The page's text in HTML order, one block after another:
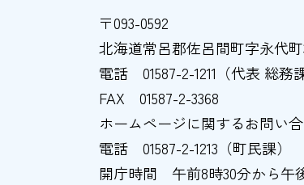
〒093-0592
北海道常呂郡佐呂間町字永代町
電話
01587-2-1211（代表 総務
FAX
01587-2-3368
ホームページに関するお問い
電話
01587-2-1213（町民課）
開庁時間
午前8時30分から午